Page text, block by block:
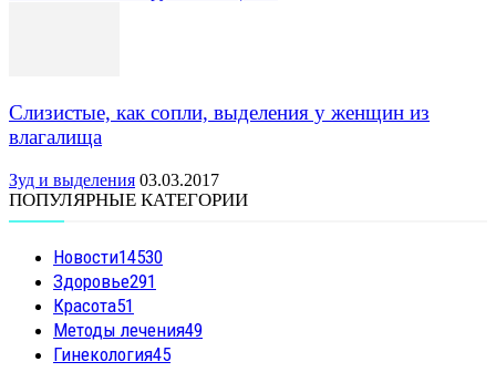
Слизистые, как сопли, выделения у женщин из
влагалища
Зуд и выделения 03.03.2017
ПОПУЛЯРНЫЕ КАТЕГОРИИ
Новости14530
Здоровье291
Красота51
Методы лечения49
Гинекология45